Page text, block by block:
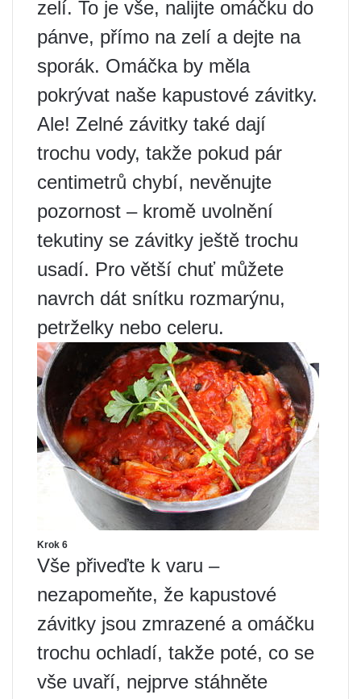
zelí. To je vše, nalijte omáčku do
pánve, přímo na zelí a dejte na
sporák. Omáčka by měla
pokrývat naše kapustové závitky.
Ale! Zelné závitky také dají
trochu vody, takže pokud pár
centimetrů chybí, nevěnujte
pozornost – kromě uvolnění
tekutiny se závitky ještě trochu
usadí. Pro větší chuť můžete
navrch dát snítku rozmarýnu,
petrželky nebo celeru.
Krok 6
Vše přiveďte k varu –
nezapomeňte, že kapustové
závitky jsou zmrazené a omáčku
trochu ochladí, takže poté, co se
vše uvaří, nejprve stáhněte